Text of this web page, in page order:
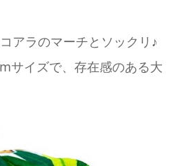
アラのマーチとソックリ♪
サイズで、存在感のある大